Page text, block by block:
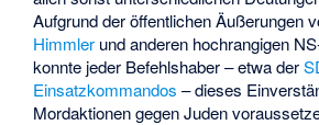
Aufgrund der öffentlichen Äußerungen
Himmler und anderen hochrangigen
konnte jeder Befehlshaber – etwa der
Einsatzkommandos – dieses
Mordaktionen gegen Juden